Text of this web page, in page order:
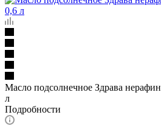
Масло подсолнечное Здрава
л
Подробности